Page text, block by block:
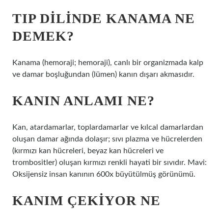
TIP DILINDE KANAMA NE
DEMEK?
Kanama (hemoraji; hemoraji), canlı bir organizmada kalp
ve damar boşluğundan (lümen) kanın dışarı akmasıdır.
KANIN ANLAMI NE?
Kan, atardamarlar, toplardamarlar ve kılcal damarlardan
oluşan damar ağında dolaşır; sıvı plazma ve hücrelerden
(kırmızı kan hücreleri, beyaz kan hücreleri ve
trombositler) oluşan kırmızı renkli hayati bir sıvıdır. Mavi:
Oksijensiz insan kanının 600x büyütülmüş görünümü.
KANIM ÇEKIYOR NE